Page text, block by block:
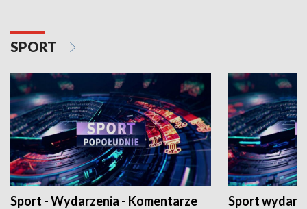
SPORT
Sport - Wydarzenia - Komentarze Sport